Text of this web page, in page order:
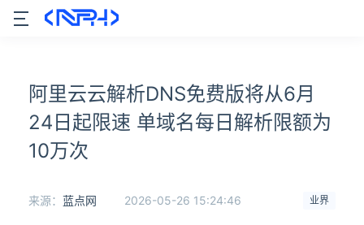
阿里云云解析DNS免费版将从6月
24日起限速 单域名每日解析限额为
10万次
业界
来源： 蓝点网 2026-05-26 15:24:46